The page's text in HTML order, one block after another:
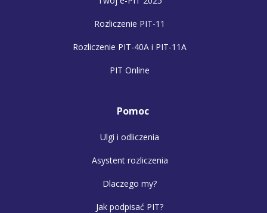
Rozliczenie PIT-11
Rozliczenie PIT-40A i PIT-11A
PIT Online
Pomoc
Ulgi i odliczenia
Asystent rozliczenia
Dlaczego my?
Jak podpisać PIT?